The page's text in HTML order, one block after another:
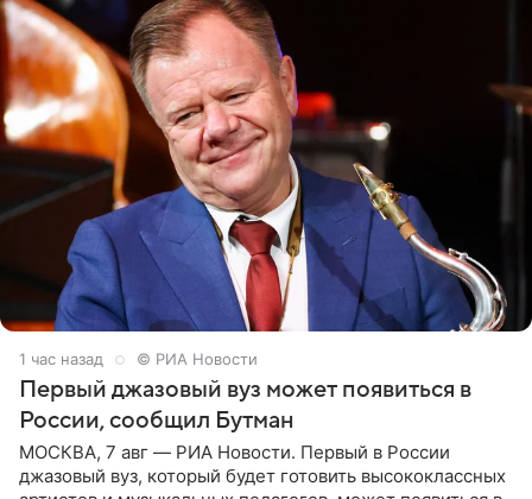
1 час назад © РИА Новости
Первый джазовый вуз может появиться в
России, сообщил Бутман
МОСКВА, 7 авг — РИА Новости. Первый в России
джазовый вуз, который будет готовить высококлассных